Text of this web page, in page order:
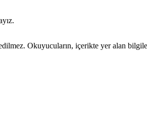
Okuyucuların, içerikte yer alan